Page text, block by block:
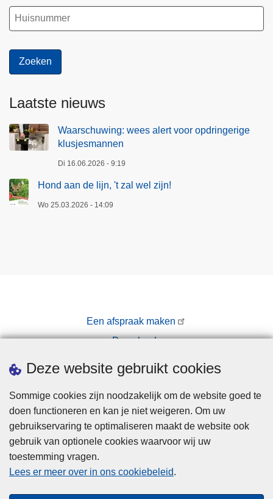
Deze website gebruikt cookies
Sommige cookies zijn noodzakelijk om de website goed te
doen functioneren en kan je niet weigeren. Om uw
gebruikservaring te optimaliseren maakt de website ook
gebruik van optionele cookies waarvoor wij uw
toestemming vragen.
Lees er meer over in ons cookiebeleid.
Laatste nieuws
Waarschuwing: wees alert voor opdringerige
klusjesmannen
Di 16.06.2026 - 9:19
Hond aan de lijn, 't zal wel zijn!
Wo 25.03.2026 - 14:09
Een afspraak maken
Downloads
Privacy